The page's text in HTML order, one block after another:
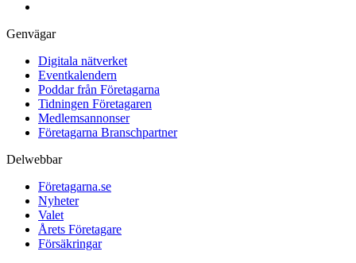
Genvägar
Digitala nätverket
Eventkalendern
Poddar från Företagarna
Tidningen Företagaren
Medlemsannonser
Företagarna Branschpartner
Delwebbar
Företagarna.se
Nyheter
Valet
Årets Företagare
Försäkringar